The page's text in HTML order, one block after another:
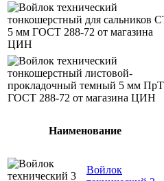
Наименование
Войлок